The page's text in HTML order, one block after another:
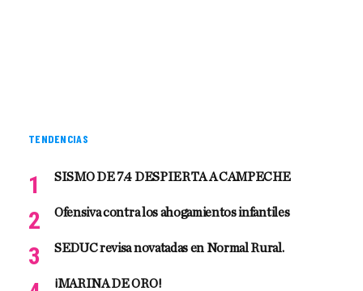
TENDENCIAS
SISMO DE 7.4 DESPIERTA A CAMPECHE
Ofensiva contra los ahogamientos infantiles
SEDUC revisa novatadas en Normal Rural.
¡MARINA DE ORO!